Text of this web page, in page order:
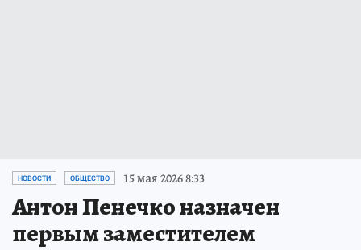
НОВОСТИ ОБЩЕСТВО 15 мая 2026 8:33
Антон Пенечко назначен
первым заместителем